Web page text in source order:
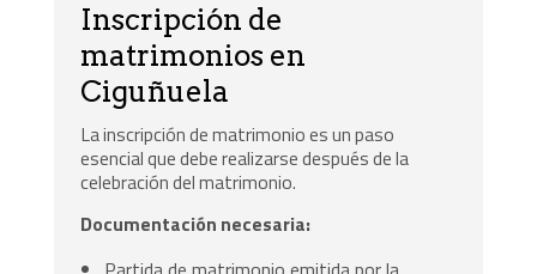
Inscripción de
matrimonios en
Ciguñuela
La inscripción de matrimonio es un paso
esencial que debe realizarse después de la
celebración del matrimonio.
Documentación necesaria: